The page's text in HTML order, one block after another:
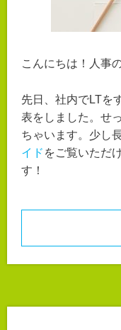
こんにちは！人事
先日、社内でLTを
表をしました。せ
ちゃいます。少し
イド をご覧いただ
す！